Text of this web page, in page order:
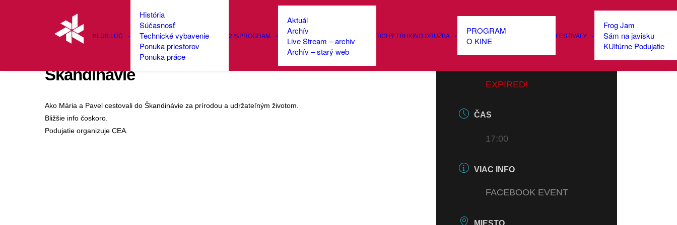
KLUB LÚČ
História
Súčasnosť
Technické vybavenie
Ponuka priestorov
Ponuka práce
2 %PROGRAM
Aktuál
Archív
Live Stream – archiv
Archív – starý web
TICHÝ TRHKINO DRUŽBA
PROGRAM
O KINE
FESTIVALY
Frog Jam
Sám na javisku
KUltúrne Podujatie
WWOOFing: Ako Mária a Pavel cestovali do
Škandinávie
Ako Mária a Pavel cestovali do Škandinávie za prírodou a udržateľným životom.
Bližšie info čoskoro.
Podujatie organizuje CEA.
DÁTUM
EXPIRED!
ČAS
17:00
VIAC INFO
FACEBOOK EVENT
MIESTO